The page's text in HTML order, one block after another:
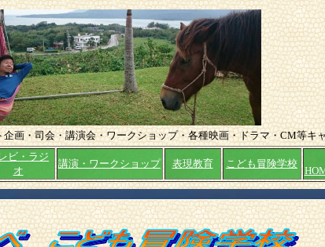
画・司会・講演会・ワークショップ・各種映画・ドラマ・CM等
ビ・ラジ
オ
講演・ワークショップ 表現教育 こども冒険学校